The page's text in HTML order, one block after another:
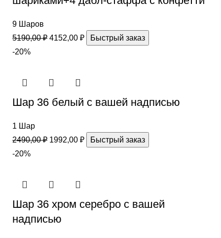
9 Шаров
5190,00₽ 4152,00 ₽
Быстрый заказ
-20%
Шар 36 белый с вашей надписью
1 Шар
2490,00₽ 1992,00 ₽
Быстрый заказ
-20%
Шар 36 хром серебро с вашей
надписью